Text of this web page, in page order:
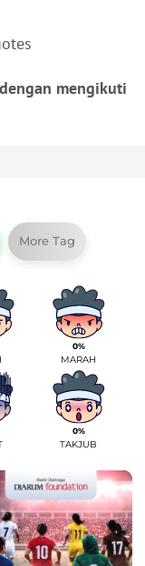
mengikuti
More Tag
0%
MARAH
0%
TAKJUB